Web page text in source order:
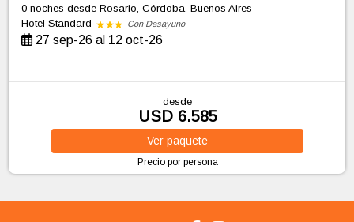
0 nochesdesde Rosario, Córdoba, Buenos Aires
Hotel Standard
Con Desayuno
27 sep-26 al 12 oct-26
desde
USD 6.585
Ver paquete
Precio por persona